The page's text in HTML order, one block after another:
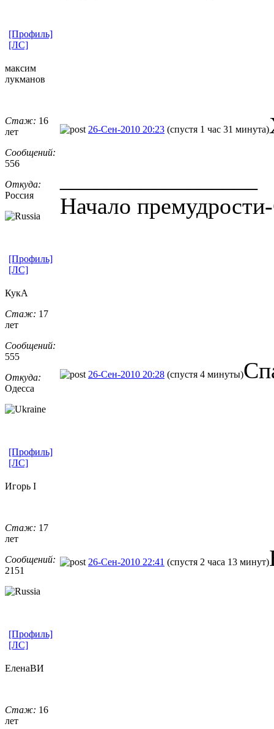
[Профиль]
[ЛС]
максим
лукманов
Стаж: 16
лет
Сообщений:
556
Откуда:
Россия
26-Сен-2010 20:23 (спустя 1 час 31 минута)
Начало
[Профиль]
[ЛС]
КукА
Стаж: 17
лет
Сообщений:
555
Откуда:
Одесса
26-Сен-2010 20:28 (спустя 4 минуты)
[Профиль]
[ЛС]
Игорь I
Стаж: 17
лет
Сообщений:
2151
26-Сен-2010 22:41 (спустя 2 часа 13 минут)
[Профиль]
[ЛС]
ЕленаВИ
Стаж: 16
лет